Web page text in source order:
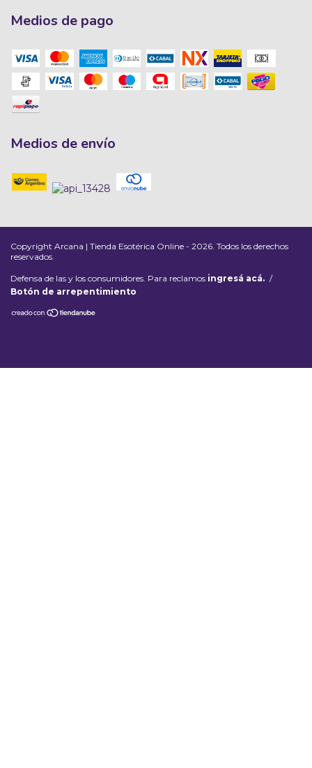
Medios de pago
Medios de envío
Copyright Arcana | Tienda Esotérica Online - 2026. Todos los derechos
reservados.
Defensa de las y los consumidores. Para reclamos ingresá acá. /
Botón de arrepentimiento